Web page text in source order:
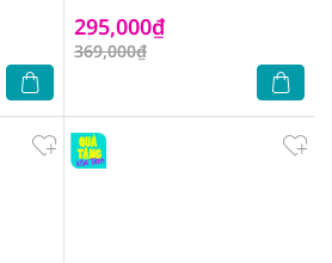
295,000₫
369,000₫